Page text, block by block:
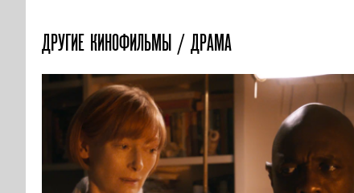
ДРУГИЕ КИНОФИЛЬМЫ / ДРАМА